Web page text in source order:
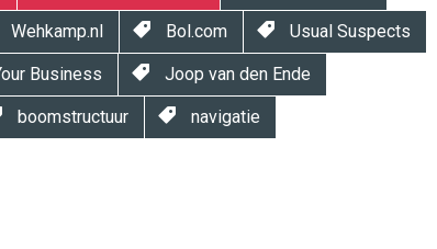
Wehkamp.nl Bol.com Usual Suspects
Business Joop van den Ende
boomstructuur navigatie